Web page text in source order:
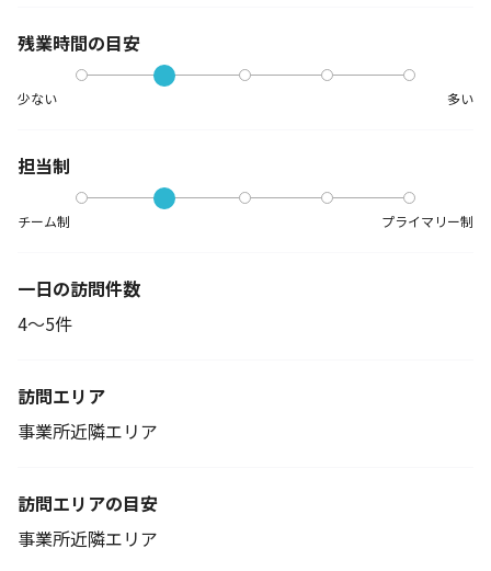
残業時間の目安
少ない 多い
担当制
チーム制 プライマリー制
一日の訪問件数
4～5件
訪問エリア
事業所近隣エリア
訪問エリアの目安
事業所近隣エリア